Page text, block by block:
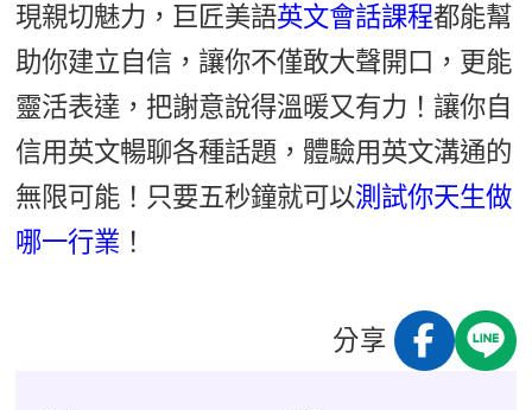
現親切魅力，巨匠美語英文會話課程都能幫
助你建立自信，讓你不僅敢大聲開口，更能
靈活表達，把謝意說得溫暖又有力！讓你自
信用英文暢聊各種話題，體驗用英文溝通的
無限可能！只要五秒鐘就可以測試你天生做
哪一行業 ！
分享